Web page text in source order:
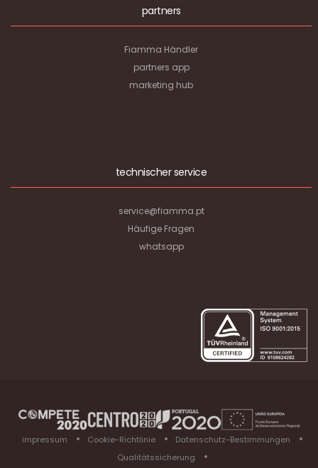
partners
Fiamma Händler
partners app
marketing hub
technischer service
service@fiamma.pt
Häufige Fragen
whatsapp
impressum Cookie-Richtlinie
Datenschutz-Bestimmungen
Qualitätssicherung